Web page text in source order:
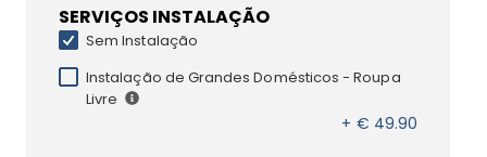
SERVIÇOS INSTALAÇÃO
Sem Instalação
Instalação de Grandes Domésticos - Roupa
Livre
+ € 49.90